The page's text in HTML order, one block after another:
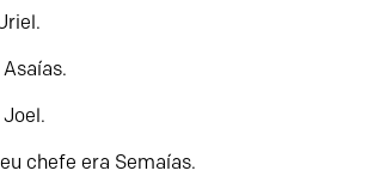
chefe era Semaías.